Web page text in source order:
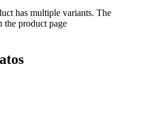
has multiple variants. The
the product page